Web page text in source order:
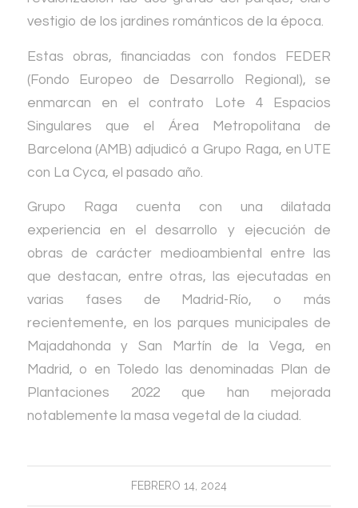
vestigio de los jardines románticos de la época.
Estas obras, financiadas con fondos FEDER
(Fondo Europeo de Desarrollo Regional), se
enmarcan en el contrato Lote 4 Espacios
Singulares que el Área Metropolitana de
Barcelona (AMB) adjudicó a Grupo Raga, en UTE
con La Cyca, el pasado año.
Grupo Raga cuenta con una dilatada
experiencia en el desarrollo y ejecución de
obras de carácter medioambiental entre las
que destacan, entre otras, las ejecutadas en
varias fases de Madrid-Río, o más
recientemente, en los parques municipales de
Majadahonda y San Martín de la Vega, en
Madrid, o en Toledo las denominadas Plan de
Plantaciones 2022 que han mejorada
notablemente la masa vegetal de la ciudad.
FEBRERO 14, 2024